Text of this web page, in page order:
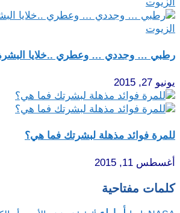
رطبي … وجددي … وعطري ..خلايا البشرة
يونيو 27, 2015
للمرة فوائد مذهلة لبشرتك فما هي؟
أغسطس 11, 2015
كلمات مفتاحية